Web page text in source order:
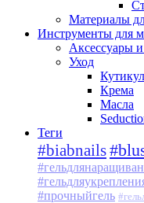
Материалы
Инструменты для
Аксессуары
Уход
Крема
Масла
Теги
#biabnails
#прочныйгель